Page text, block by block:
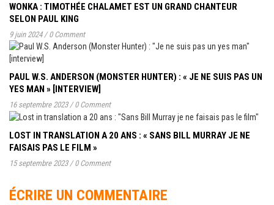
WONKA : TIMOTHÉE CHALAMET EST UN GRAND CHANTEUR
SELON PAUL KING
9 juin 2024 / 0 Comment
PAUL W.S. ANDERSON (MONSTER HUNTER) : « JE NE SUIS PAS UN
YES MAN » [INTERVIEW]
16 septembre 2023 / 0 Comment
LOST IN TRANSLATION A 20 ANS : « SANS BILL MURRAY JE NE
FAISAIS PAS LE FILM »
15 septembre 2023 / 0 Comment
ÉCRIRE UN COMMENTAIRE